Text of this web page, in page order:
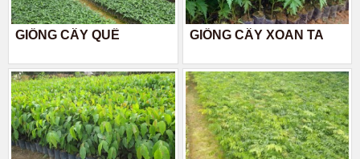
GIỐNG CÂY QUẾ GIỐNG CÂY XOAN TA